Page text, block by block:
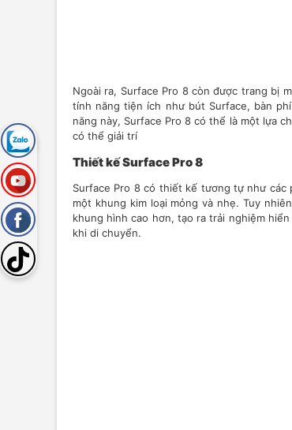
Ngoài ra, Surface Pro 8 còn được trang bị
tính năng tiện ích như bút Surface, bàn
năng này, Surface Pro 8 có thể là một lựa
có thể giải trí
Thiết kế Surface Pro 8
Surface Pro 8 có thiết kế tương tự như các
một khung kim loại mỏng và nhẹ. Tuy
khung hình cao hơn, tạo ra trải nghiệm
khi di chuyển.